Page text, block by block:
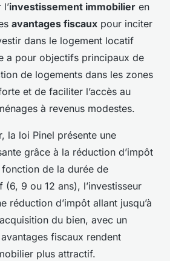
investissement immobilier en
avantages fiscaux pour inciter
dans le logement locatif
a pour objectifs principaux de
de logements dans les zones
et de faciliter l’accès au
à revenus modestes.
la loi Pinel présente une
grâce à la réduction d’impôt
fonction de la durée de
(6, 9 ou 12 ans), l’investisseur
réduction d’impôt allant jusqu’à
du bien, avec un
fiscaux rendent
plus attractif.